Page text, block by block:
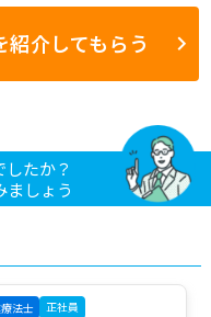
介してもらう
たか？
ましょう
法士 正社員